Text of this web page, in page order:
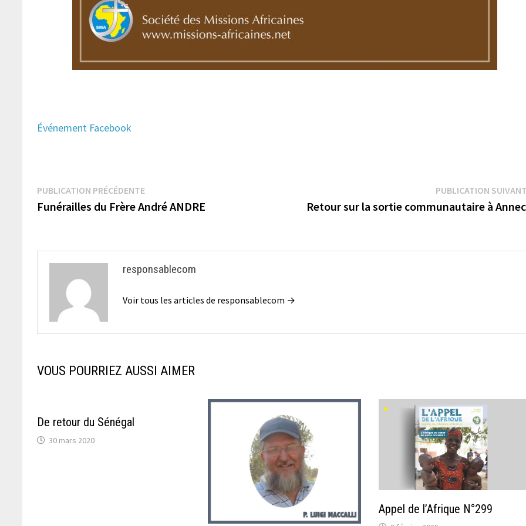
Événement Facebook
Navigation
de
PUBLICATION PRÉCÉDENTEPublication
précédente :
Funérailles du Frère André ANDRE
PUBLICATION
Retour sur la sortie communautaire à
responsablecom
Voir tous les articles de responsablecom →
VOUS POURRIEZ AUSSI AIMER
De retour du Sénégal
30 mars 2020
Appel de l’Afrique N°299